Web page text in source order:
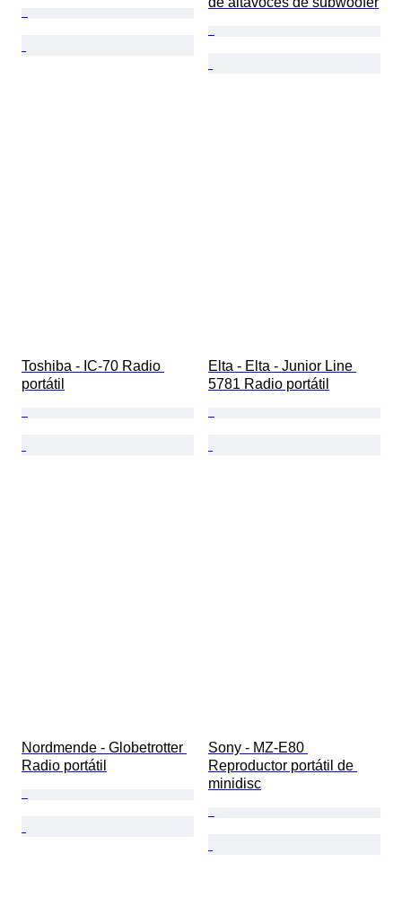
Toshiba - IC-70 Radio
portátil
Elta - Elta - Junior Line
5781 Radio portátil
Nordmende - Globetrotter
Radio portátil
Sony - MZ-E80
Reproductor portátil de
minidisc